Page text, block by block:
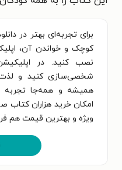
برای تجربه‌ای بهتر در
کوچک و خواندن آن،
نصب کنید. در
شخصی‌سازی کنید و
همیشه و همه‌جا تجربه
امکان خرید هزاران کتاب
ویژه و بهترین قیمت هم